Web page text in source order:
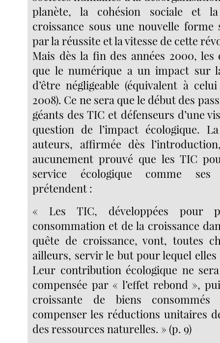
planète, la cohésion sociale et
croissance sous une nouvelle forme
par la réussite et la vitesse de cette
Mais dès la fin des années 2000,
que le numérique a un impact sur
d’être négligeable (équivalent à
2008). Ce ne sera que le début des
géants des TIC et défenseurs d’une
question de l’impact écologique.
auteurs, affirmée dès
aucunement prouvé que les TIC
service écologique comme ses
prétendent :
« Les TIC, développées pour
consommation et de la croissance
quête de croissance, vont, toutes
ailleurs, servir le but pour lequel elles
Leur contribution écologique ne
compensée par « l’effet rebond »,
croissante de biens
compenser les réductions unitaires
des ressources naturelles. » (p. 9)